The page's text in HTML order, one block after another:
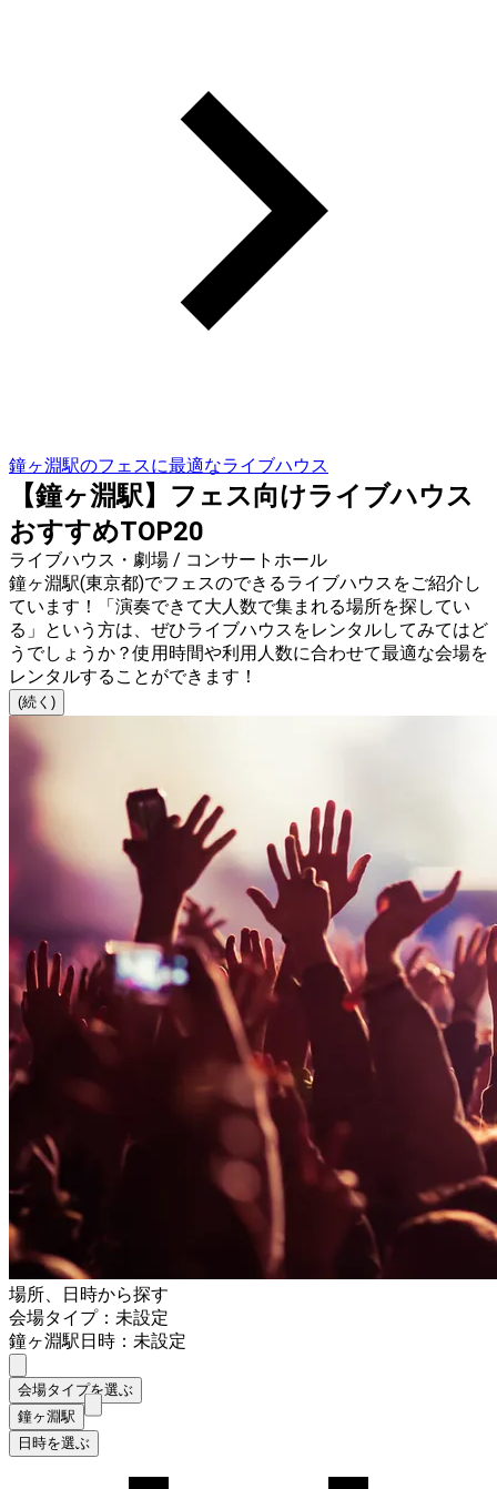
鐘ヶ淵駅のフェスに最適なライブハウス
【鐘ヶ淵駅】フェス向けライブハウス
おすすめTOP20
ライブハウス・劇場 / コンサートホール
鐘ヶ淵駅(東京都)でフェスのできるライブハウスをご紹介し
ています！「演奏できて大人数で集まれる場所を探してい
る」という方は、ぜひライブハウスをレンタルしてみてはど
うでしょうか？使用時間や利用人数に合わせて最適な会場を
レンタルすることができます！
(続く)
場所、日時から探す
会場タイプ：未設定
鐘ヶ淵駅日時：未設定
会場タイプを選ぶ
鐘ヶ淵駅
日時を選ぶ